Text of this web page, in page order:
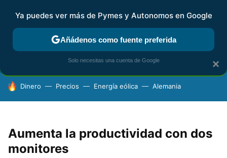
FISCALIDAD Y CONTABILIDAD KIT DIGITAL RENTA
HOY SE HABLA DE
Dinero Precios Energía eólica Alemania
Aumenta la productividad con dos
monitores
×
Ya puedes ver más de Pymes y Autonomos en Google
Añádenos como fuente preferida
Solo necesitas una cuenta de Google